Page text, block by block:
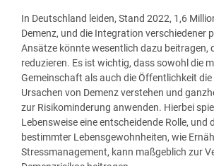
In Deutschland leiden, Stand 2022, 1,6
Demenz, und die Integration verschiedener
Ansätze könnte wesentlich dazu beitragen,
reduzieren. Es ist wichtig, dass sowohl die
Gemeinschaft als auch die Öffentlichkeit
Ursachen von Demenz verstehen und
zur Risikominderung anwenden. Hierbei
Lebensweise eine entscheidende Rolle, und
bestimmter Lebensgewohnheiten, wie
Stressmanagement, kann maßgeblich zur